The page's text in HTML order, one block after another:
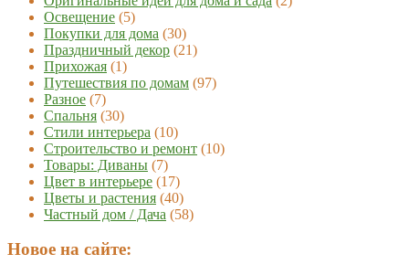
Освещение (5)
Покупки для дома (30)
Праздничный декор (21)
Прихожая (1)
Путешествия по домам (97)
Разное (7)
Спальня (30)
Стили интерьера (10)
Строительство и ремонт (10)
Товары: Диваны (7)
Цвет в интерьере (17)
Цветы и растения (40)
Частный дом / Дача (58)
Новое на сайте: